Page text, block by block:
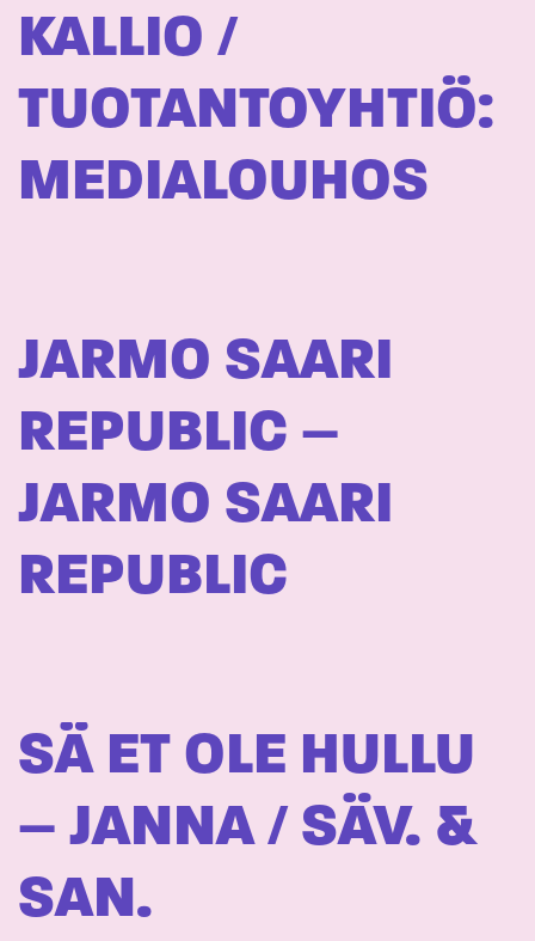
KALLIO /
TUOTANTOYHTIÖ:
MEDIALOUHOS
JARMO SAARI
REPUBLIC –
JARMO SAARI
REPUBLIC
SÄ ET OLE HULLU
– JANNA / SÄV. &
SAN.